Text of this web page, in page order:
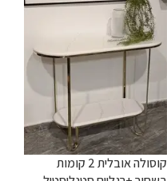
קוסולה אובלית 2 קומות